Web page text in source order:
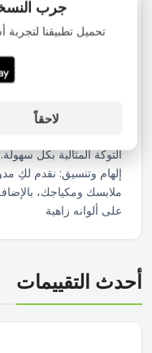
الرقيقة والتدرجات
نحرص على اختيار أجود
ألوانها، لتحافظي على
تتجدد مجموعتنا
ألوان الشعر، سواء كانت
والترتر، أو ذات الأشكال
استمتعي بتجربة تصفح
المنتجات حسب اللون،
التوكة المثالية بكل سهولة.
إلهام وتنسيق: نقدم لكِ
ملابسك ومكياجك،
على ألوانه زاهية
أحدث التقييمات
جرب
تحميل تطبيقنا
لاحقاً